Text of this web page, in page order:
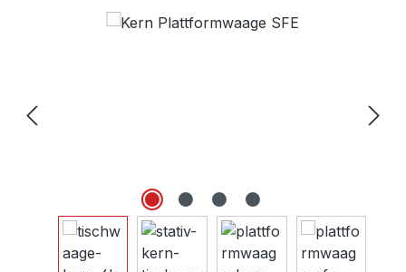
Bildergalerie überspringen